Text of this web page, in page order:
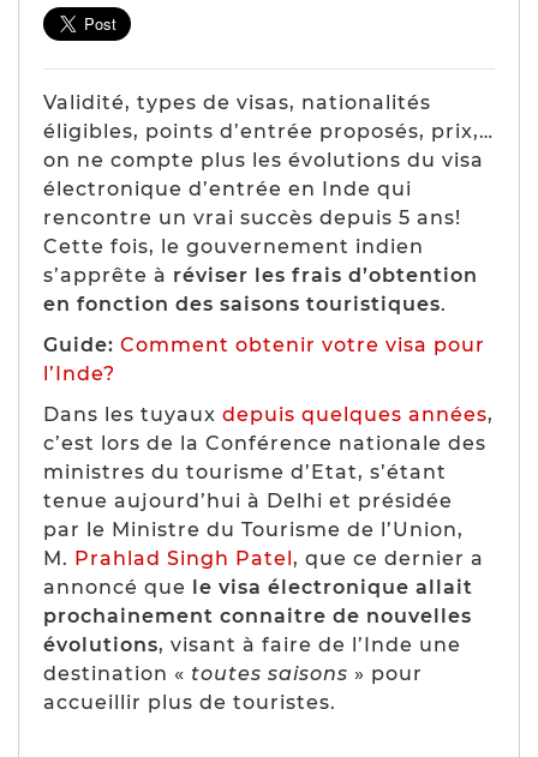
Validité, types de visas, nationalités
éligibles, points d’entrée proposés, prix,…
on ne compte plus les évolutions du visa
électronique d’entrée en Inde qui
rencontre un vrai succès depuis 5 ans!
Cette fois, le gouvernement indien
s’apprête à réviser les frais d’obtention
en fonction des saisons touristiques.
Guide: Comment obtenir votre visa pour
l’Inde?
Dans les tuyaux depuis quelques années,
c’est lors de la Conférence nationale des
ministres du tourisme d’Etat, s’étant
tenue aujourd’hui à Delhi et présidée
par le Ministre du Tourisme de l’Union,
M. Prahlad Singh Patel, que ce dernier a
annoncé que le visa électronique allait
prochainement connaitre de nouvelles
évolutions, visant à faire de l’Inde une
destination « toutes saisons » pour
accueillir plus de touristes.